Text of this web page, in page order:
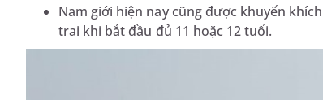
Nam giới hiện nay cũng được khuyến
trai khi bắt đầu đủ 11 hoặc 12 tuổi.